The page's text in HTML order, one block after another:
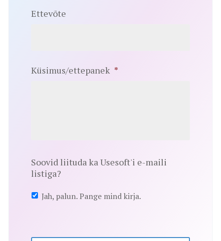
Ettevõte
Küsimus/ettepanek *
Soovid liituda ka Usesoft'i e-maili
listiga?
Jah, palun. Pange mind kirja.